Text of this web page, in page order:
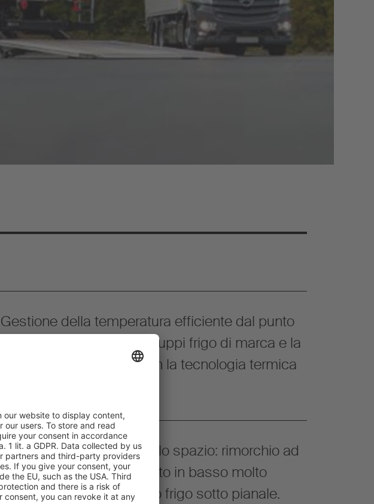
Gestione della temperatura efficiente dal punto
di vista energetico con gruppi frigo di marca e la
furgonatura realizzata con la tecnologia termica
Sfruttamento ottimale dello spazio: rimorchio ad
assale centrale accoppiato in basso molto
maneggevole con gruppo frigo sotto pianale.